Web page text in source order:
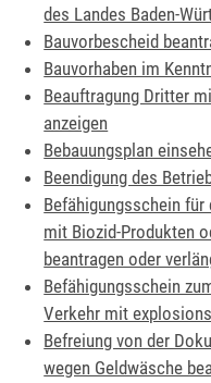
des Landes Baden-
Bauvorbescheid
Bauvorhaben im
Beauftragung Dritter
anzeigen
Bebauungsplan
Beendigung des
Befähigungsschein für
mit Biozid-Produkten
beantragen oder
Befähigungsschein
Verkehr mit
Befreiung von der
wegen Geldwäsche